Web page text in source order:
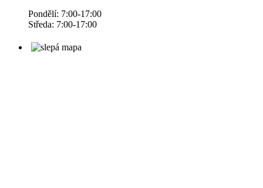
Pondělí: 7:00-17:00
Středa: 7:00-17:00